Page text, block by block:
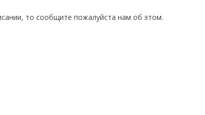
то сообщите пожалуйста нам об этом.